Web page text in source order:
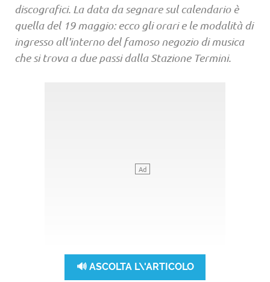
discografici. La data da segnare sul calendario è
quella del 19 maggio: ecco gli orari e le modalità di
ingresso all'interno del famoso negozio di musica
che si trova a due passi dalla Stazione Termini.
🔊 ASCOLTA L\'ARTICOLO